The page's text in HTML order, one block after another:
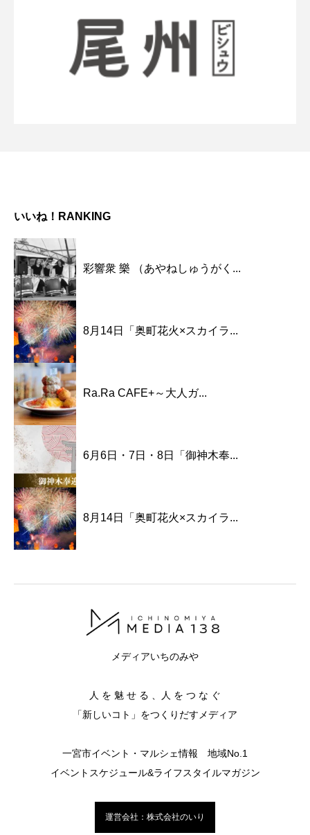
いいね！RANKING
彩響衆 樂 （あやねしゅうがく...
8月14日「奥町花火×スカイラ...
Ra.Ra CAFE+～大人ガ...
6月6日・7日・8日「御神木奉...
8月14日「奥町花火×スカイラ...
メディアいちのみや
人 を 魅 せ る 、人 を つ な ぐ
「新しいコト」をつくりだすメディア
一宮市イベント・マルシェ情報 地域No.1
イベントスケジュール&ライフスタイルマガジン
運営会社：株式会社のいり